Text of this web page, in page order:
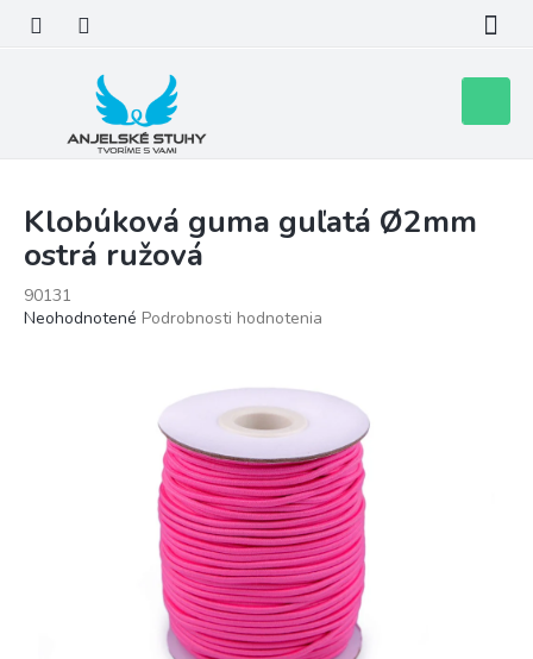
obsah
košík
Klobúková guma guľatá Ø2mm
ostrá ružová
90131
Priemerné
Neohodnotené Podrobnosti hodnotenia